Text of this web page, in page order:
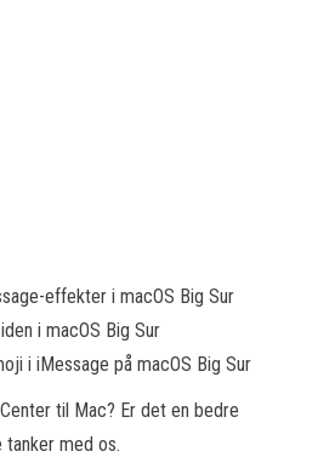
effekter i macOS Big Sur
i macOS Big Sur
i iMessage på macOS Big Sur
til Mac? Er det en bedre
tanker med os.